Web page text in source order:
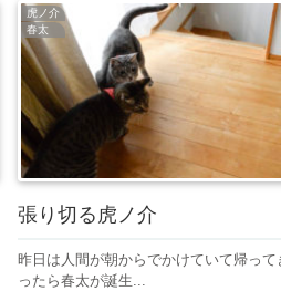
虎ノ介
春太
張り切る虎ノ介
昨日は人間が朝からでかけていて帰って
ったら春太が誕生...